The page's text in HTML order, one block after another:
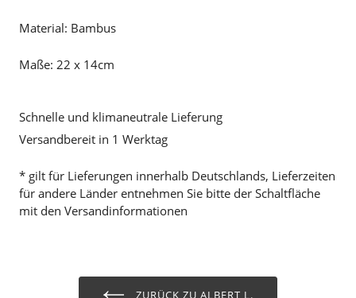
Material: Bambus
Maße: 22 x 14cm
Schnelle und klimaneutrale Lieferung
Versandbereit in 1 Werktag
* gilt für Lieferungen innerhalb Deutschlands, Lieferzeiten
für andere Länder entnehmen Sie bitte der Schaltfläche
mit den Versandinformationen
ZURÜCK ZU ALBERT L.